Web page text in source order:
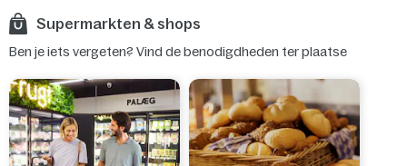
Supermarkten & shops
Ben je iets vergeten? Vind de benodigdheden ter plaatse